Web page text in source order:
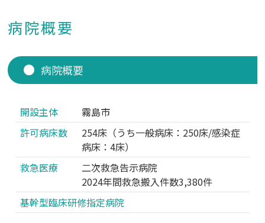
フロアマップ
交通アクセス
理念・方針
患者憲章
季刊誌
病院概要
沿革
指定・認定状況
病院概要
病院概要
開設主体
霧島市
許可病床数
254床（うち一般病床：250床/感染症
病床：4床）
救急医療
二次救急告示病院
2024年間救急搬入件数3,380件
基幹型臨床研修指定病院